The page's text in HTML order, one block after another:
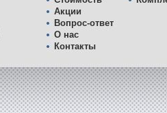
Акции
Вопрос-ответ
О нас
Контакты